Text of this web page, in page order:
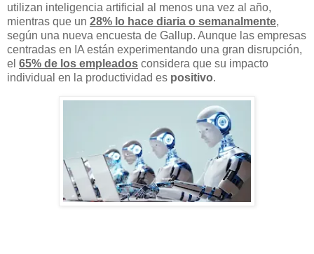
utilizan inteligencia artificial al menos una vez al año,
mientras que un 28% lo hace diaria o semanalmente,
según una nueva encuesta de Gallup. Aunque las empresas
centradas en IA están experimentando una gran disrupción,
el 65% de los empleados considera que su impacto
individual en la productividad es positivo.